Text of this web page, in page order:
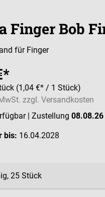
Finger Bob
für Finger
(1,04 €* / 1 Stück)
zzgl. Versandkosten
| Zustellung08.08.26
bis: 16.04.2028